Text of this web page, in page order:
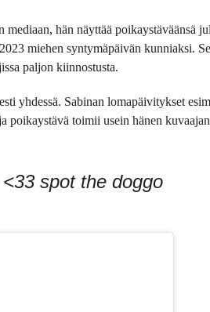
mediaan, hän näyttää poikaystäväänsä
miehen syntymäpäivän kunniaksi.
paljon kiinnostusta.
yhdessä. Sabinan lomapäivitykset
poikaystävä toimii usein hänen
spot the doggo